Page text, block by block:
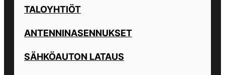
TALOYHTIÖT
ANTENNINASENNUKSET
SÄHKÖAUTON LATAUS